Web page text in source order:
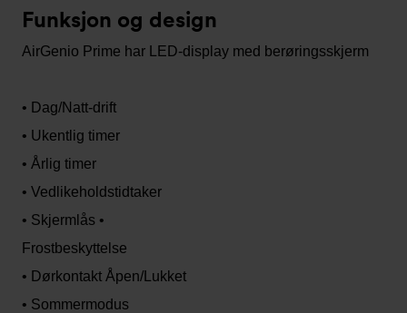
Funksjon og design
AirGenio Prime har LED-display med berøringsskjerm
• Dag/Natt-drift
• Ukentlig timer
• Årlig timer
• Vedlikeholdstidtaker
• Skjermlås •
Frostbeskyttelse
• Dørkontakt Åpen/Lukket
• Sommermodus